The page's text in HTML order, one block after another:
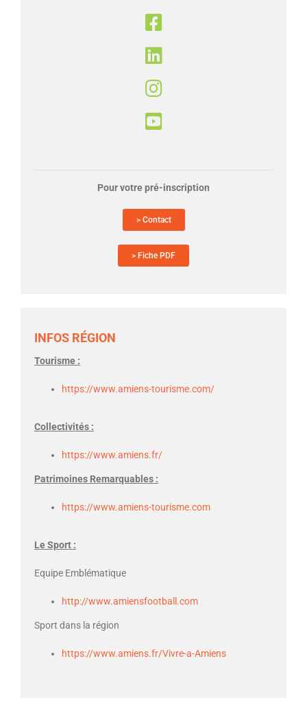
Pour votre pré-inscription
> Contact
> Fiche PDF
INFOS RÉGION
Tourisme :
https://www.amiens-tourisme.com/
Collectivités :
https://www.amiens.fr/
Patrimoines Remarquables :
https://www.amiens-tourisme.com
Le Sport :
Equipe Emblématique
http://www.amiensfootball.com
Sport dans la région
https://www.amiens.fr/Vivre-a-Amiens